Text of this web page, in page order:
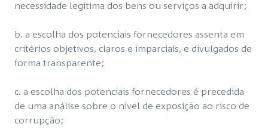
necessidade legítima dos bens ou serviços a adquirir;
b. a escolha dos potenciais fornecedores assenta em
critérios objetivos, claros e imparciais, e divulgados de
forma transparente;
c. a escolha dos potenciais fornecedores é precedida
de uma análise sobre o nível de exposição ao risco de
corrupção;